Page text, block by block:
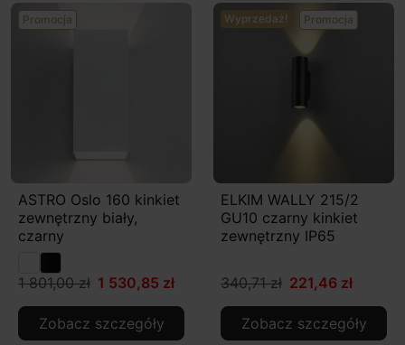
Promocja
ASTRO Oslo 160 kinkiet
zewnętrzny biały,
czarny
1 801,00 zł 1 530,85 zł
Zobacz szczegóły
Wyprzedaż! Promocja
ELKIM WALLY 215/2
GU10 czarny kinkiet
zewnętrzny IP65
340,71 zł 221,46 zł
Zobacz szczegóły